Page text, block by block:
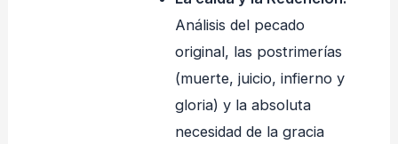
Análisis del pecado
original, las postrimerías
(muerte, juicio, infierno y
gloria) y la absoluta
necesidad de la gracia